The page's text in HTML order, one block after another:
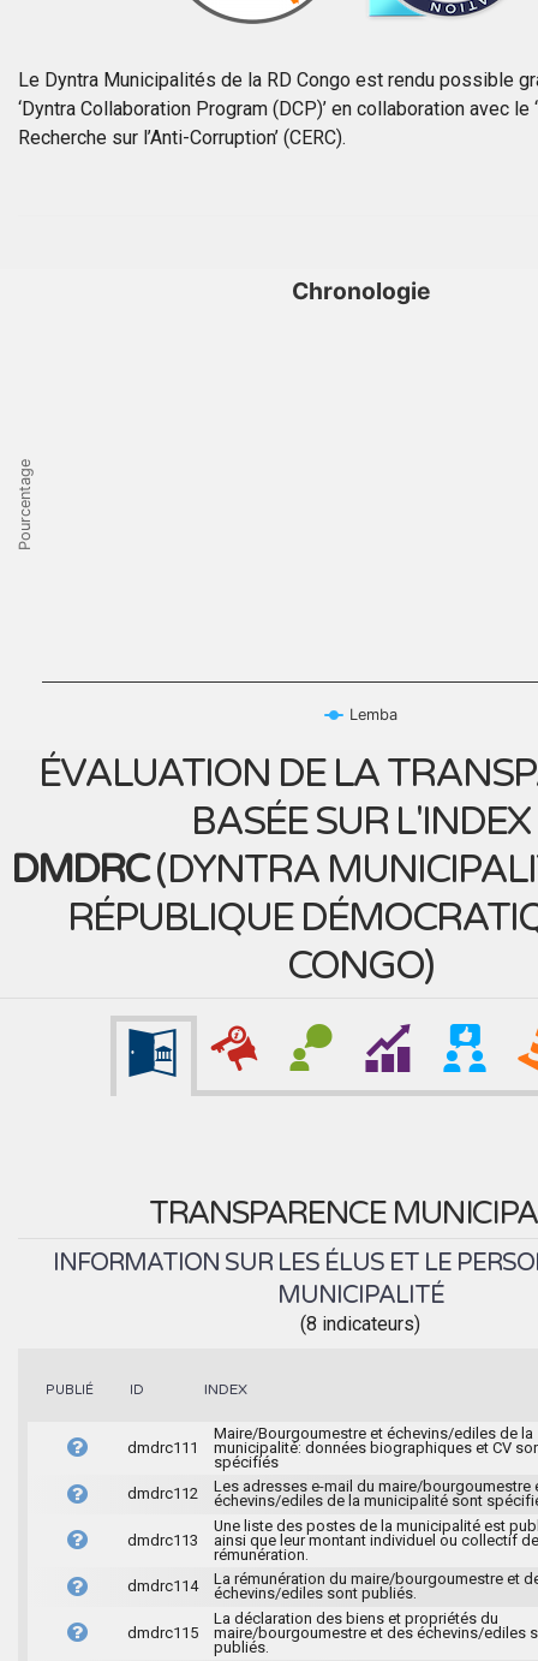
Le Dyntra Municipalités de la RD Congo est rendu possible
‘Dyntra Collaboration Program (DCP)’ en collaboration avec le
Recherche sur l’Anti-Corruption’ (CERC).
Pourcentage
Chronologie
Lemba
ÉVALUATION DE LA
BASÉE SUR L'INDEX
DMDRC(DYNTRA
RÉPUBLIQUE
CONGO)
TRANSPARENCE
INFORMATION SUR LES ÉLUS ET LE
MUNICIPALITÉ
(8 indicateurs)
PUBLIÉ ID INDEX
dmdrc111
Maire/Bourgoumestre et échevins/ediles de la
municipalité: données biographiques et CV
spécifiés
dmdrc112
Les adresses e-mail du maire/bourgoumestre
échevins/ediles de la municipalité sont
dmdrc113
Une liste des postes de la municipalité est
ainsi que leur montant individuel ou collectif de
rémunération.
dmdrc114
La rémunération du maire/bourgoumestre et
échevins/ediles sont publiés.
dmdrc115
La déclaration des biens et propriétés du
maire/bourgoumestre et des échevins/ediles
publiés.